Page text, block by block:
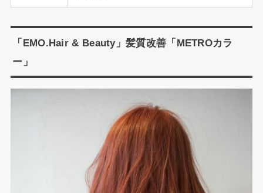
「EMO.Hair & Beauty」髪質改善「METROカラ
ー」